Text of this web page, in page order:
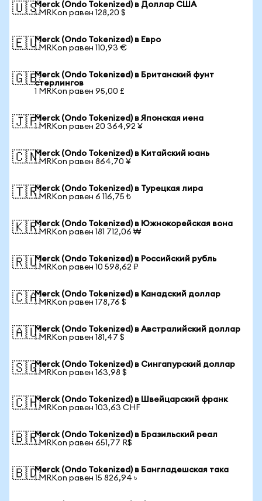
🇺🇸Merck (Ondo Tokenized) в Доллар США
1 MRKon равен 128,20 $
🇪🇺Merck (Ondo Tokenized) в Евро
1 MRKon равен 110,93 €
🇬🇧Merck (Ondo Tokenized) в Британский фунт
стерлингов
1 MRKon равен 95,00 £
🇯🇵Merck (Ondo Tokenized) в Японская иена
1 MRKon равен 20 364,92 ¥
🇨🇳Merck (Ondo Tokenized) в Китайский юань
1 MRKon равен 864,70 ¥
🇹🇷Merck (Ondo Tokenized) в Турецкая лира
1 MRKon равен 6 116,75 ₺
🇰🇷Merck (Ondo Tokenized) в Южнокорейская вона
1 MRKon равен 181 712,06 ₩
🇷🇺Merck (Ondo Tokenized) в Российский рубль
1 MRKon равен 10 598,62 ₽
🇨🇦Merck (Ondo Tokenized) в Канадский доллар
1 MRKon равен 178,76 $
🇦🇺Merck (Ondo Tokenized) в Австралийский доллар
1 MRKon равен 181,47 $
🇸🇬Merck (Ondo Tokenized) в Сингапурский доллар
1 MRKon равен 163,98 $
🇨🇭Merck (Ondo Tokenized) в Швейцарский франк
1 MRKon равен 103,63 CHF
🇧🇷Merck (Ondo Tokenized) в Бразильский реал
1 MRKon равен 651,77 R$
🇧🇩Merck (Ondo Tokenized) в Бангладешская така
1 MRKon равен 15 826,94 ৳